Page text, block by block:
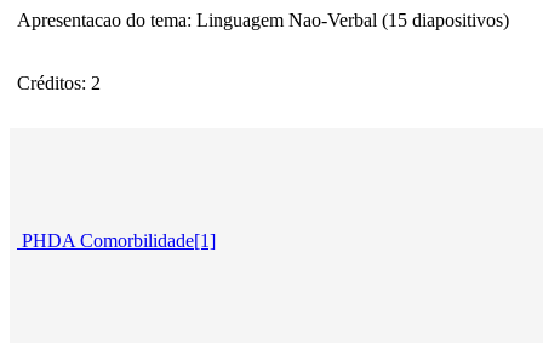
Apresentacao do tema: Linguagem Nao-Verbal (15 diapositivos)
Créditos: 2
PHDA Comorbilidade[1]